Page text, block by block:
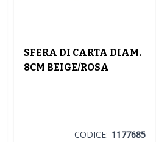
SFERA DI CARTA DIAM.
8CM BEIGE/ROSA
CODICE: 1177685